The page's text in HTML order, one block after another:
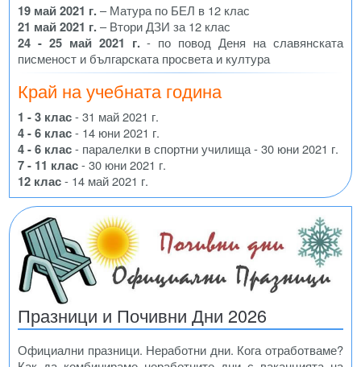
19 май 2021 г.– Матура по БЕЛ в 12 клас
21 май 2021 г.– Втори ДЗИ за 12 клас
24 - 25 май 2021 г.- по повод Деня на славянската
писменост и българската просвета и култура
Край на учебната година
1 - 3 клас- 31 май 2021 г.
4 - 6 клас- 14 юни 2021 г.
4 - 6 клас- паралелки в спортни училища - 30 юни 2021 г.
7 - 11 клас- 30 юни 2021 г.
12 клас- 14 май 2021 г.
Празници и Почивни Дни 2026
Официални празници. Неработни дни. Кога отработваме?